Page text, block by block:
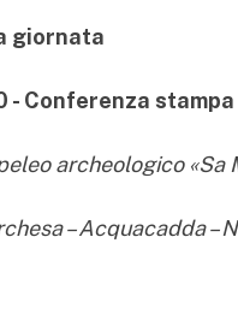
giornata
- Conferenza
archeologico «Sa
– Acquacadda –